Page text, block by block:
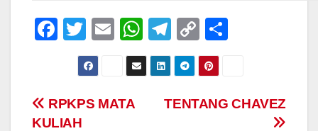
F
e
b
T
wi
tt
er
E
m
ail
W
h
at
T
el
e
gr
C
o
p
y
e
Post
TENTANG CHAVEZ
RPKPS MATA
KULIAH